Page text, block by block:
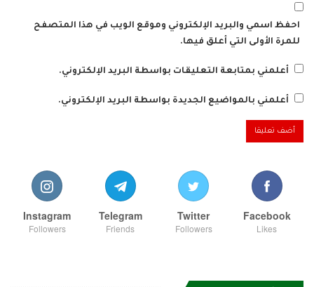
احفظ اسمي والبريد الإلكتروني وموقع الويب في هذا المتصفح
للمرة الأولى التي أعلق فيها.
أعلمني بمتابعة التعليقات بواسطة البريد الإلكتروني.
أعلمني بالمواضيع الجديدة بواسطة البريد الإلكتروني.
Facebook
Likes
Twitter
Followers
Telegram
Friends
Instagram
Followers